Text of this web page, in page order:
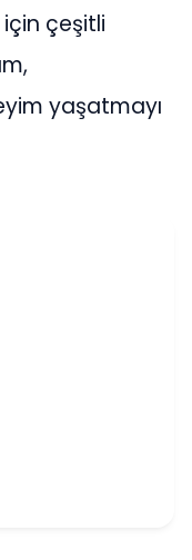
çeşitli
yaşatmayı